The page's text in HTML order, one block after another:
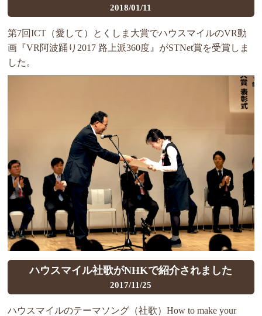
2018/01/11
第7回ICT（愛して）とくしま大賞でハウスマイルのVR動
画『VR阿波踊り2017 路上派360度』がSTNet賞を受賞しま
した。
ハウスマイル社歌がNHKで紹介されました
2017/11/25
ハウスマイルのテーマソング（社歌）How to make your